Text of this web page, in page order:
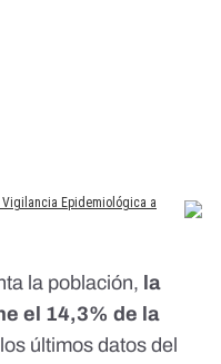
la población, la
el 14,3% de la
últimos datos del